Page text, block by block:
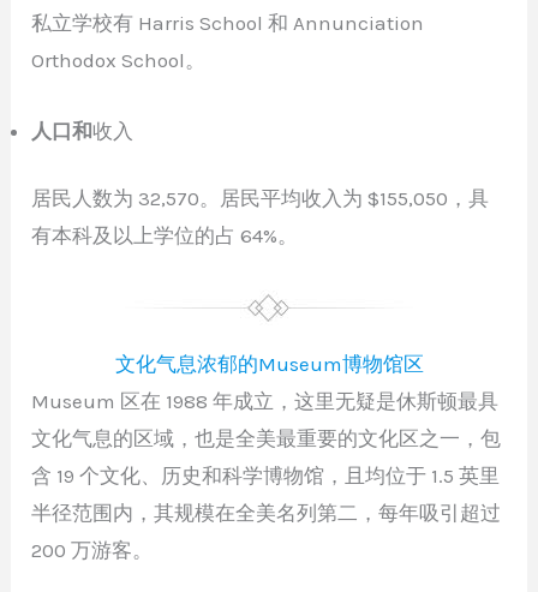
私立学校有 Harris School 和 Annunciation
Orthodox School。
人口和收入
居民人数为 32,570。居民平均收入为 $155,050，具
有本科及以上学位的占 64%。
文化气息浓郁的Museum博物馆区
Museum 区在 1988 年成立，这里无疑是休斯顿最具
文化气息的区域，也是全美最重要的文化区之一，包
含 19 个文化、历史和科学博物馆，且均位于 1.5 英里
半径范围内，其规模在全美名列第二，每年吸引超过
200 万游客。